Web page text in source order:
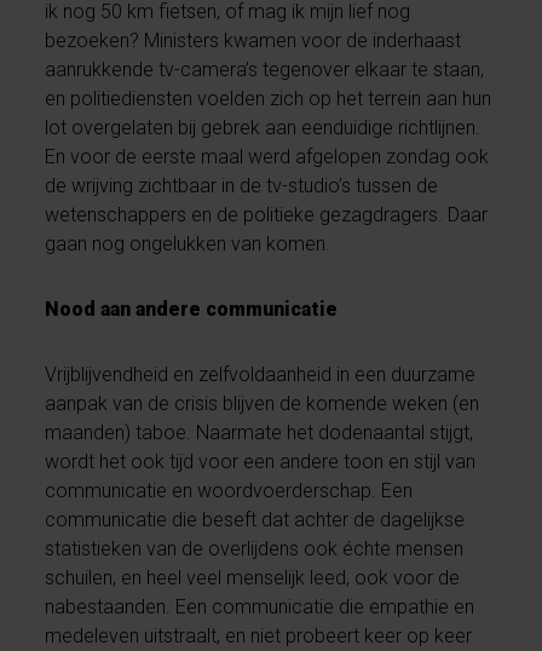
ik nog 50 km fietsen, of mag ik mijn lief nog
bezoeken? Ministers kwamen voor de inderhaast
aanrukkende tv-camera’s tegenover elkaar te staan,
en politiediensten voelden zich op het terrein aan hun
lot overgelaten bij gebrek aan eenduidige richtlijnen.
En voor de eerste maal werd afgelopen zondag ook
de wrijving zichtbaar in de tv-studio’s tussen de
wetenschappers en de politieke gezagdragers. Daar
gaan nog ongelukken van komen.
Nood aan andere communicatie
Vrijblijvendheid en zelfvoldaanheid in een duurzame
aanpak van de crisis blijven de komende weken (en
maanden) taboe. Naarmate het dodenaantal stijgt,
wordt het ook tijd voor een andere toon en stijl van
communicatie en woordvoerderschap. Een
communicatie die beseft dat achter de dagelijkse
statistieken van de overlijdens ook échte mensen
schuilen, en heel veel menselijk leed, ook voor de
nabestaanden. Een communicatie die empathie en
medeleven uitstraalt, en niet probeert keer op keer